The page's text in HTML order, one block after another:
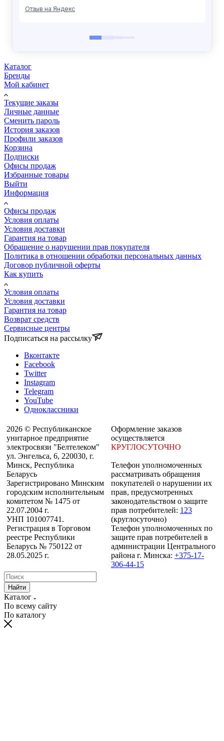
Каталог
Бренды
Мой кабинет
Текущие заказы
Личные данные
Сменить пароль
История заказов
Профили заказов
Корзина
Подписки
Офисы продаж
Избранные товары
Выйти
Информация
Офисы продаж
Условия оплаты
Условия доставки
Гарантия на товар
Обращение о нарушении прав покупателя
Политика в отношении обработки персональных данных
Договор публичной оферты
Как купить
Условия оплаты
Условия доставки
Гарантия на товар
Возврат средств
Сервисные центры
Подписаться на рассылку
Вконтакте
Facebook
Twitter
Instagram
Telegram
YouTube
Одноклассники
2026 © Республиканское
унитарное предприятие
электросвязи "Белтелеком"
ул. Энгельса, 6, 220030, г.
Минск, Республика
Беларусь
Зарегистрировано Минским
городским исполнительным
комитетом № 1475 от
22.07.2004 г.
УНП 101007741.
Регистрация в Торговом
реестре Республики
Беларусь № 750122 от
28.05.2025 г.
Оформление заказов
осуществляется
КРУГЛОСУТОЧНО
Телефон уполномоченных
рассматривать обращения
покупателей о нарушении их
прав, предусмотренных
законодательством о защите
прав потребителей: 123
(круглосуточно)
Телефон уполномоченных по
защите прав потребителей в
администрации Центрального
района г. Минска: +375-17-
306-44-15
Найти
Каталог
По всему сайту
По каталогу